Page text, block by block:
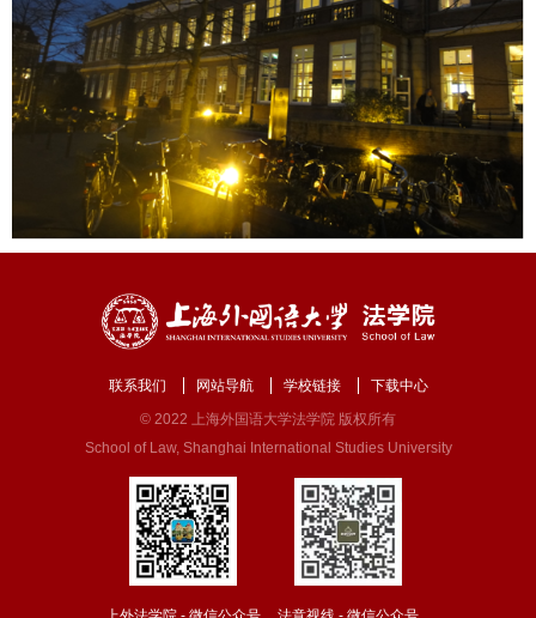
联系我们 网站导航 学校链接
下载中心
© 2022 上海外国语大学法学院 版权所有
School of Law, Shanghai International Studies University